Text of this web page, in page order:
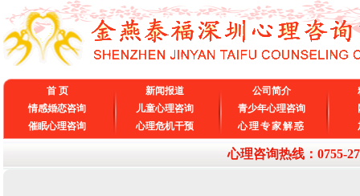
首 页 新闻报道 公司简介
情感婚恋咨询
儿童心理咨询 青少年心理咨询
催眠心理咨询
心理危机干预 心理专家解惑
心理咨询热线：0755-